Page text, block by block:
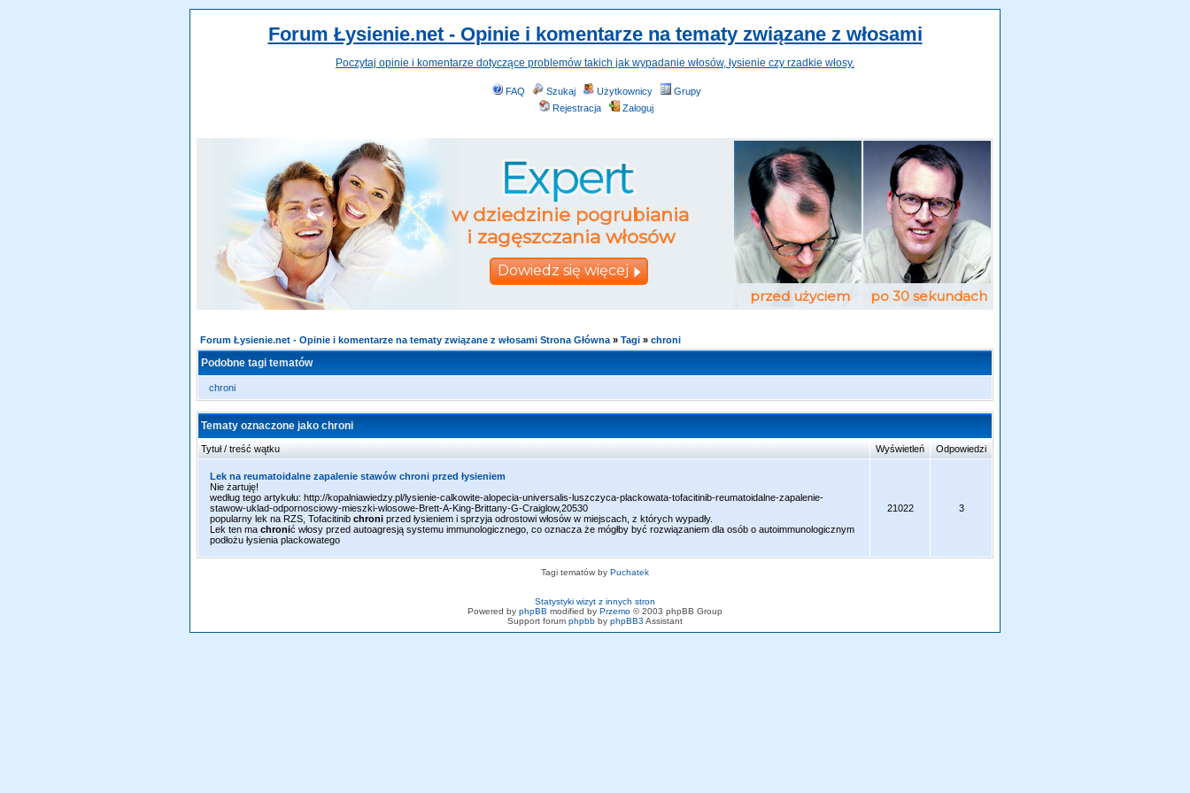
Forum Łysienie.net - Opinie i komentarze na tematy związane z włosami
Poczytaj opinie i komentarze dotyczące problemów takich jak wypadanie włosów, łysienie czy rzadkie włosy.
FAQ Szukaj Użytkownicy
Grupy
Rejestracja
Zaloguj
Forum Łysienie.net - Opinie i komentarze na tematy związane z włosami Strona Główna » Tagi » chroni
Podobne tagi tematów
chroni
Tematy oznaczone jako chroni
Tytuł / treść wątku Wyświetleń Odpowiedzi
Lek na reumatoidalne zapalenie stawów chroni przed łysieniem
Nie żartuję!
według tego artykułu: http://kopalniawiedzy.pl/lysienie-calkowite-alopecia-universalis-luszczyca-plackowata-tofacitinib-reumatoidalne-zapalenie-
stawow-uklad-odpornosciowy-mieszki-wlosowe-Brett-A-King-Brittany-G-Craiglow,20530
popularny lek na RZS, Tofacitinib chroni przed łysieniem i sprzyja odrostowi włosów w miejscach, z których wypadły.
Lek ten ma chronić włosy przed autoagresją systemu immunologicznego, co oznacza że mógłby być rozwiązaniem dla osób o autoimmunologicznym
podłożu łysienia plackowatego
21022 3
Tagi tematów by Puchatek
Statystyki wizyt z innych stron
Powered by phpBB modified by Przemo © 2003 phpBB Group
Support forum phpbb by phpBB3 Assistant